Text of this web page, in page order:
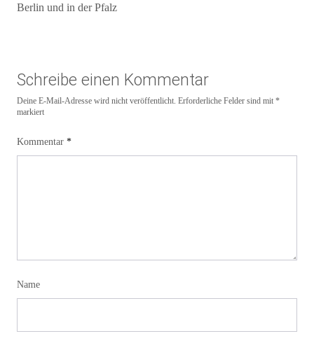
Berlin und in der Pfalz
Schreibe einen Kommentar
Deine E-Mail-Adresse wird nicht veröffentlicht. Erforderliche Felder sind mit *
markiert
Kommentar *
Name